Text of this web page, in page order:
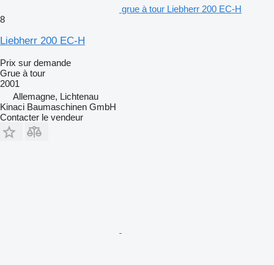
grue à tour Liebherr 200 EC-H
8
Liebherr 200 EC-H
Prix sur demande
Grue à tour
2001
Allemagne, Lichtenau
Kinaci Baumaschinen GmbH
Contacter le vendeur